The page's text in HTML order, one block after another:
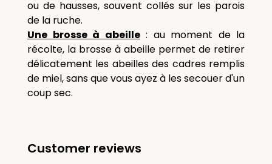
ou de hausses, souvent collés sur les parois
de la ruche.
Une brosse à abeille: au moment de la
récolte, la brosse à abeille permet de retirer
délicatement les abeilles des cadres remplis
de miel, sans que vous ayez à les secouer d'un
coup sec.
Customer reviews